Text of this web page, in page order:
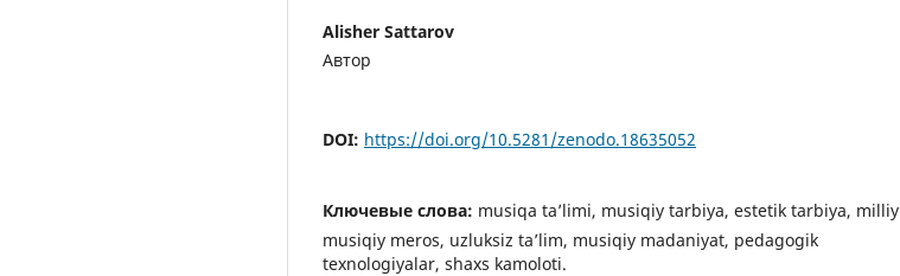
Alisher Sattarov
Автор
DOI: https://doi.org/10.5281/zenodo.18635052
Ключевые слова: musiqa ta’limi, musiqiy tarbiya, estetik tarbiya, milliy
musiqiy meros, uzluksiz ta’lim, musiqiy madaniyat, pedagogik
texnologiyalar, shaxs kamoloti.